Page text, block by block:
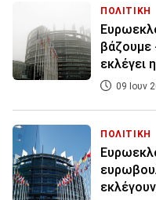
ΠΟΛΙΤΙΚΗ
εκλέγει
09 Ιουν
ΠΟΛΙΤΙΚΗ